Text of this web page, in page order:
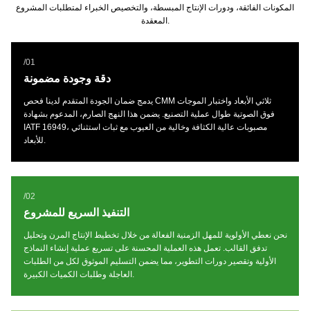
المكونات الفائقة، ودورات الإنتاج المبسطة، والتخصيص الخبراء لمتطلبات المشروع
المعقدة.
/01
دقة وجودة مضمونة
يدمج ضمان الجودة المتقدم لدينا فحص CMM ثلاثي الأبعاد واختبار الموجات
فوق الصوتية طوال عملية التصنيع. يضمن هذا النهج الصارم، المدعوم بشهادة
IATF 16949، مصبوبات عالية الكثافة وخالية من العيوب مع ثبات استثنائي
/02
التنفيذ السريع للمشروع
نحن نعطي الأولوية للمهل الزمنية الفعالة من خلال تخطيط الإنتاج المرن وتحليل
تدفق القالب. تعمل هذه العملية المحسنة على تسريع عملية إنشاء النماذج
الأولية وتقصير دورات التطوير، مما يضمن التسليم الموثوق لكل من الطلبات
العاجلة وطلبات الكميات الكبيرة.